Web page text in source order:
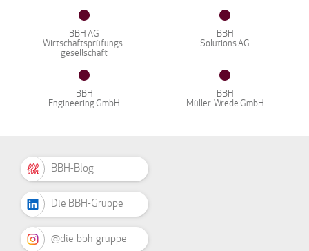
BBH AG
Wirtschaftsprüfungs-
gesellschaft
BBH
Solutions AG
BBH
Engineering GmbH
BBH
Müller-Wrede GmbH
BBH-Blog
Die BBH-Gruppe
@die_bbh_gruppe